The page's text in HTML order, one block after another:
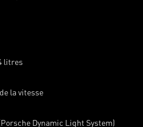
litres
la vitesse
Dynamic Light System)